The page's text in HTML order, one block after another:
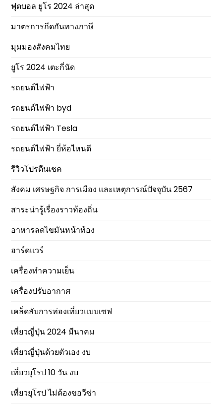
ฟุตบอล ยูโร 2024 ล่าสุด
มาตรการกีดกันทางภาษี
มุมมองสังคมไทย
ยูโร 2024 เตะกี่นัด
รถยนต์ไฟฟ้า
รถยนต์ไฟฟ้า byd
รถยนต์ไฟฟ้า Tesla
รถยนต์ไฟฟ้า ยี่ห้อไหนดี
รีวิวโปรตีนเชค
สังคม เศรษฐกิจ การเมือง และเหตุการณ์ปัจจุบัน 2567
สาระน่ารู้เรื่องราวท้องถิ่น
อาหารลดไขมันหน้าท้อง
ฮาร์ดแวร์
เครื่องทำความเย็น
เครื่องปรับอากาศ
เคล็ดลับการท่องเที่ยวแบบเซฟ
เที่ยวญี่ปุ่น 2024 มีนาคม
เที่ยวญี่ปุ่นด้วยตัวเอง งบ
เที่ยวยุโรป 10 วัน งบ
เที่ยวยุโรป ไม่ต้องขอวีซ่า